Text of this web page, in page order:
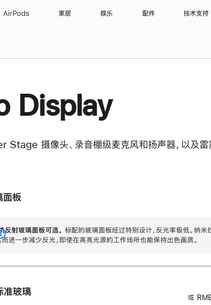
AirPods 家居 娱乐 配件 技术支持
Display
摄像头、录音棚级麦克风和扬声器，以及雷
，也能保持出色画质。
面板
反射玻璃面板可选。 标配的玻璃面板经过特别设计，反光率极低。纳
而进一步减少反光，即使在高亮光源的工作场所也能保持出色画质。
展
准玻璃
或